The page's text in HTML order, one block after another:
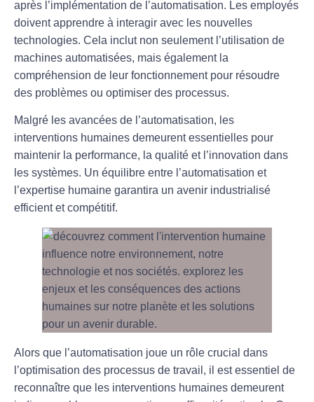
après l’implémentation de l’automatisation. Les employés
doivent apprendre à interagir avec les nouvelles
technologies. Cela inclut non seulement l’utilisation de
machines automatisées, mais également la
compréhension de leur fonctionnement pour résoudre
des problèmes ou optimiser des processus.
Malgré les avancées de l’automatisation, les
interventions humaines demeurent essentielles pour
maintenir la performance, la qualité et l’innovation dans
les systèmes. Un équilibre entre l’automatisation et
l’expertise humaine garantira un avenir industrialisé
efficient et compétitif.
Alors que l’automatisation joue un rôle crucial dans
l’optimisation des processus de travail, il est essentiel de
reconnaître que les interventions humaines demeurent